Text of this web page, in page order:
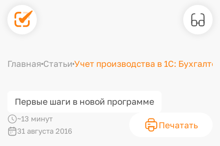
Главная Статьи Учет производства в 1С:
Первые шаги в новой программе
~13 минут
31 августа 2016
Печатать